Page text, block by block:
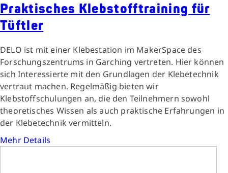
Praktisches Klebstofftraining für
Tüftler
DELO ist mit einer Klebestation im MakerSpace des
Forschungszentrums in Garching vertreten. Hier können
sich Interessierte mit den Grundlagen der Klebetechnik
vertraut machen. Regelmäßig bieten wir
Klebstoffschulungen an, die den Teilnehmern sowohl
theoretisches Wissen als auch praktische Erfahrungen in
der Klebetechnik vermitteln.
Mehr Details